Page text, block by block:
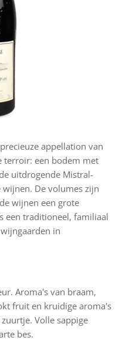
appellation van
terroir: een bodem met
uitdrogende Mistral-
De volumes zijn
wijnen een grote
een traditioneel, familiaal
in
Aroma's van braam,
fruit en kruidige aroma's
Volle sappige
bes.